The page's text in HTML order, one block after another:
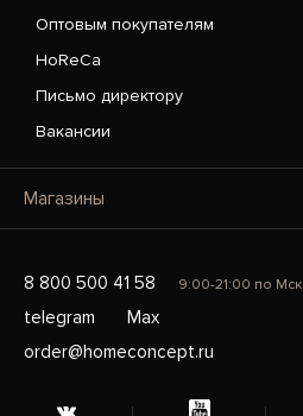
Оптовым покупателям
HoReCa
Письмо директору
Вакансии
Магазины
8 800 500 41 58 9:00-21:00 по Мск
telegram
Max
order@homeconcept.ru